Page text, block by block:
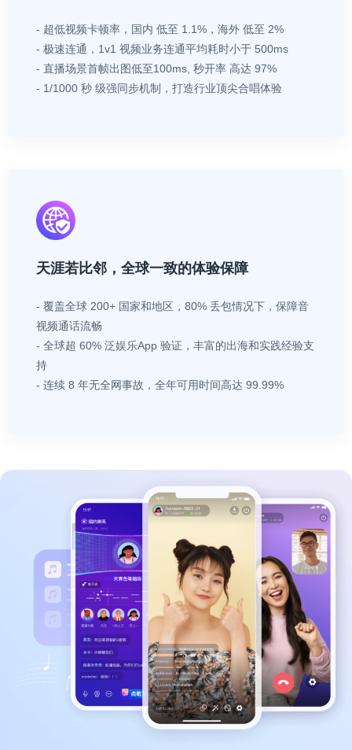
- 超低视频卡顿率，国内 低至 1.1%，海外 低至 2%
- 极速连通，1v1 视频业务连通平均耗时小于 500ms
- 直播场景首帧出图低至100ms, 秒开率 高达 97%
- 1/1000 秒 级强同步机制，打造行业顶尖合唱体验
天涯若比邻，全球一致的体验保障
- 覆盖全球 200+ 国家和地区，80% 丢包情况下，保障音
视频通话流畅
- 全球超 60% 泛娱乐App 验证，丰富的出海和实践经验支
持
- 连续 8 年无全网事故，全年可用时间高达 99.99%